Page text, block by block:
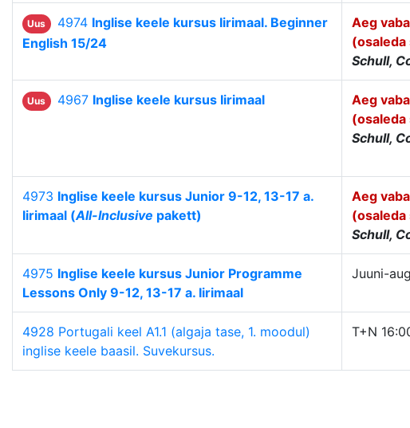
Uus 4974 Inglise keele kursus Iirimaal. Beginner
English 15/24
Aeg
(osaleda
Schull,
Uus 4967 Inglise keele kursus Iirimaal
Aeg
(osaleda
Schull,
4973 Inglise keele kursus Junior 9-12, 13-17 a.
Iirimaal (All-Inclusive pakett)
Aeg
(osaleda
Schull,
4975 Inglise keele kursus Junior Programme
Lessons Only 9-12, 13-17 a. Iirimaal
Juuni-
4928 Portugali keel A1.1 (algaja tase, 1. moodul)
inglise keele baasil. Suvekursus.
T+N